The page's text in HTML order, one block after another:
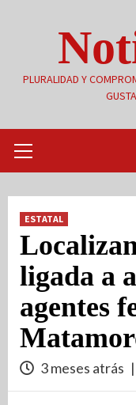
PLURALIDAD Y
primario
ESTATAL
ligada a
agentes
3 meses atrás